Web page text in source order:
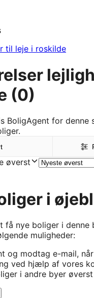
til leje i roskilde
(0)
BoligAgent for denne
øverst
i
få nye boliger i denne
muligheder:
og modtag e-mail,
ved hjælp af vores
i andre byer